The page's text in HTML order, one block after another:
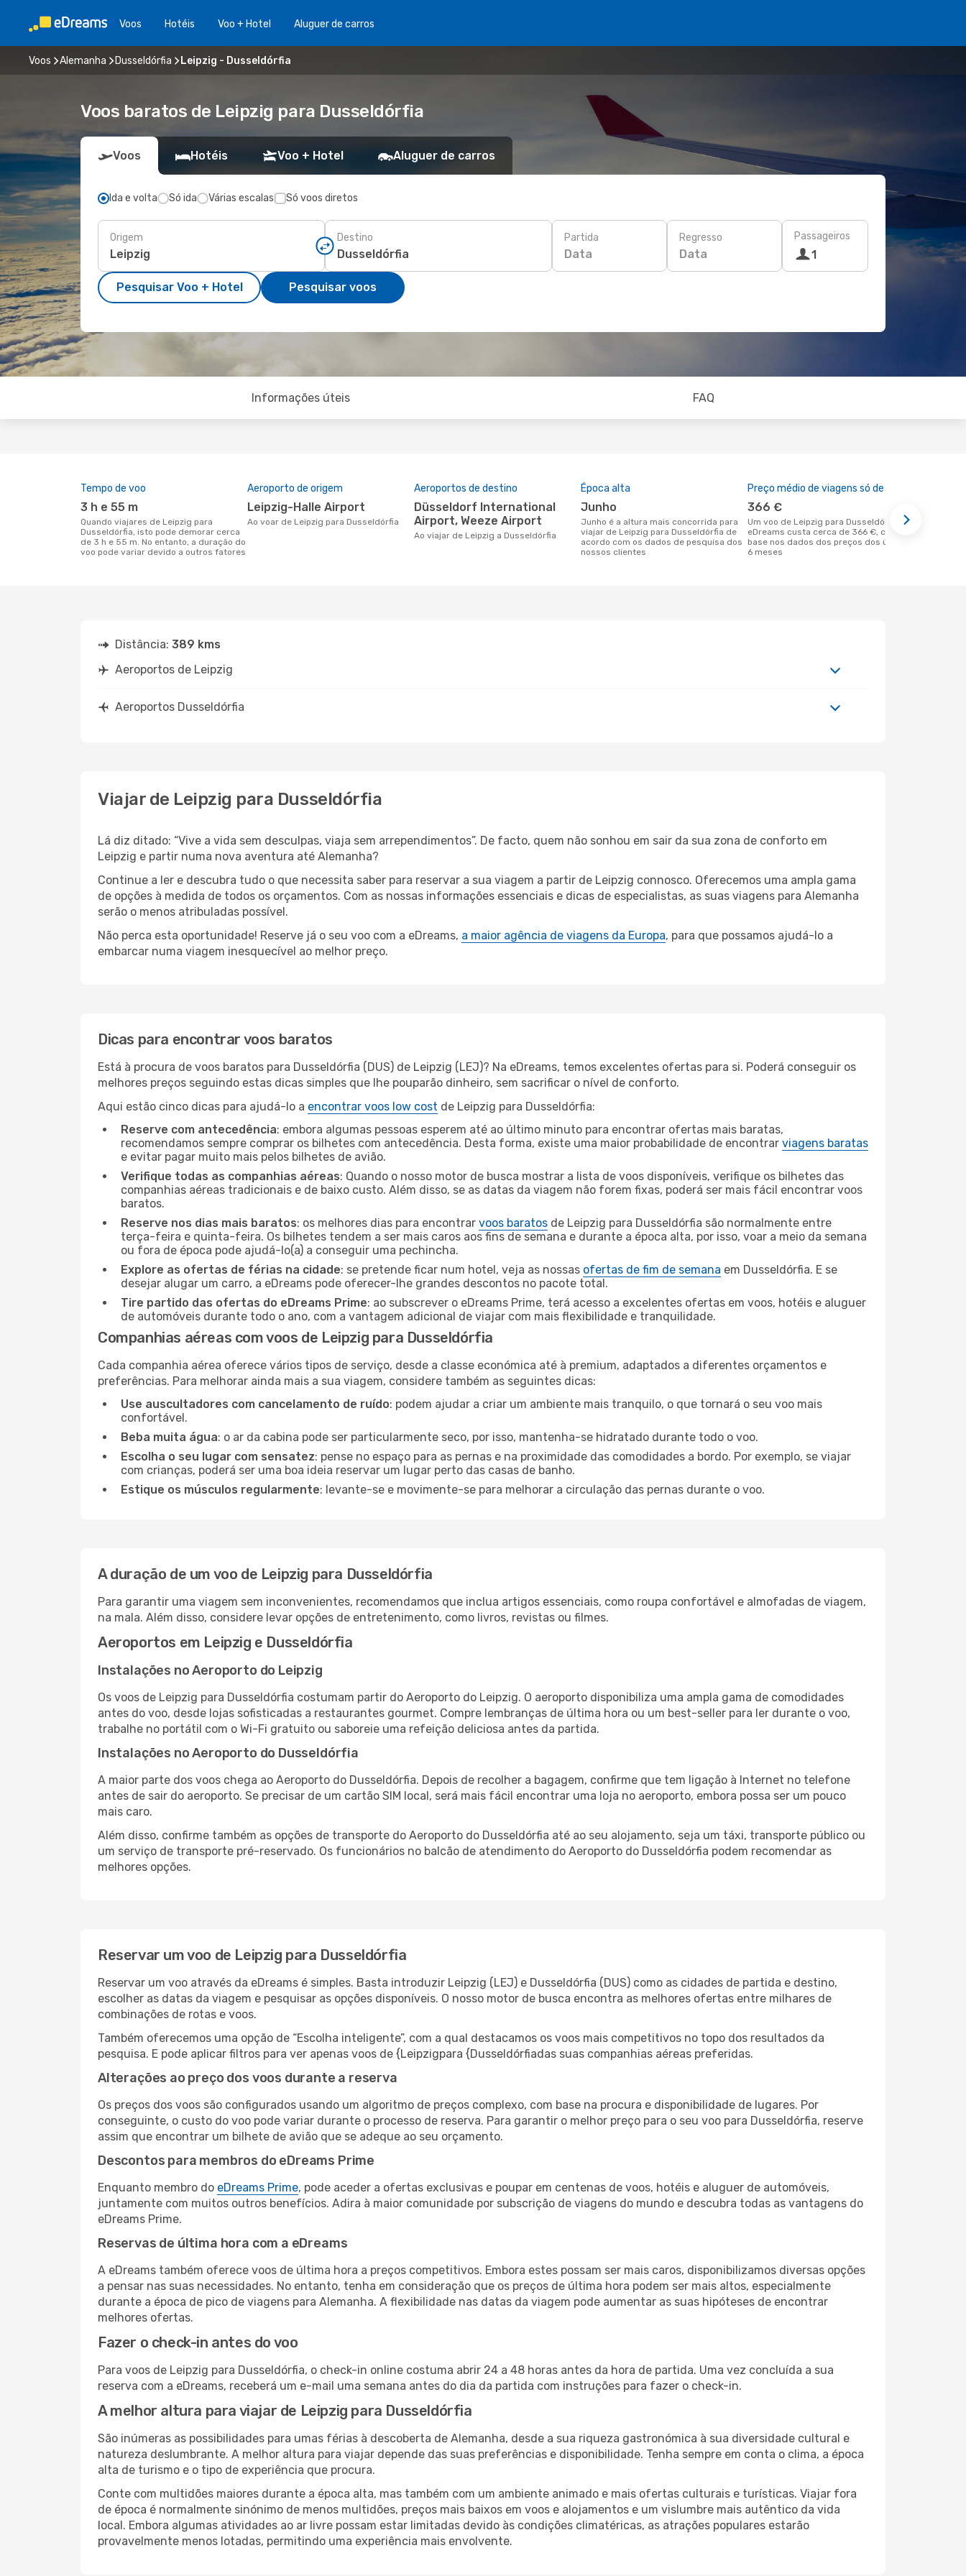
Voos Hotéis Voo + Hotel Aluguer de carros
Voos Alemanha Dusseldórfia Leipzig - Dusseldórfia
Voos baratos de Leipzig para Dusseldórfia
Voos Hotéis Voo + Hotel Aluguer de carros
Ida e volta Só ida Várias escalas Só voos diretos
Origem Destino Partida
Data
Regresso
Data
Passageiros
1
Pesquisar Voo + Hotel Pesquisar voos
Informações úteis FAQ
Tempo de voo
3 h e 55 m
Quando viajares de Leipzig para
Dusseldórfia, isto pode demorar cerca
de 3 h e 55 m. No entanto, a duração do
voo pode variar devido a outros fatores
Aeroporto de origem
Leipzig-Halle Airport
Ao voar de Leipzig para Dusseldórfia
Aeroportos de destino
Düsseldorf International
Airport, Weeze Airport
Ao viajar de Leipzig a Dusseldórfia
Época alta
junho
junho é a altura mais concorrida para
viajar de Leipzig para Dusseldórfia de
acordo com os dados de pesquisa dos
nossos clientes
Preço médio de viagens só de ida
366 €
Um voo de Leipzig para Dusseldórfia na
eDreams custa cerca de 366 €, com
base nos dados dos preços dos últimos
6 meses
Distância: 389 kms
Aeroportos de Leipzig
Aeroportos Dusseldórfia
Viajar de Leipzig para Dusseldórfia
Lá diz ditado: “Vive a vida sem desculpas, viaja sem arrependimentos”. De facto, quem não sonhou em sair da sua zona de conforto em
Leipzig e partir numa nova aventura até Alemanha?
Continue a ler e descubra tudo o que necessita saber para reservar a sua viagem a partir de Leipzig connosco. Oferecemos uma ampla gama
de opções à medida de todos os orçamentos. Com as nossas informações essenciais e dicas de especialistas, as suas viagens para Alemanha
serão o menos atribuladas possível.
Não perca esta oportunidade! Reserve já o seu voo com a eDreams, a maior agência de viagens da Europa, para que possamos ajudá-lo a
embarcar numa viagem inesquecível ao melhor preço.
Dicas para encontrar voos baratos
Está à procura de voos baratos para Dusseldórfia (DUS) de Leipzig (LEJ)? Na eDreams, temos excelentes ofertas para si. Poderá conseguir os
melhores preços seguindo estas dicas simples que lhe pouparão dinheiro, sem sacrificar o nível de conforto.
Aqui estão cinco dicas para ajudá-lo a encontrar voos low cost de Leipzig para Dusseldórfia:
Reserve com antecedência: embora algumas pessoas esperem até ao último minuto para encontrar ofertas mais baratas,
recomendamos sempre comprar os bilhetes com antecedência. Desta forma, existe uma maior probabilidade de encontrar viagens baratas
e evitar pagar muito mais pelos bilhetes de avião.
Verifique todas as companhias aéreas: Quando o nosso motor de busca mostrar a lista de voos disponíveis, verifique os bilhetes das
companhias aéreas tradicionais e de baixo custo. Além disso, se as datas da viagem não forem fixas, poderá ser mais fácil encontrar voos
baratos.
Reserve nos dias mais baratos: os melhores dias para encontrar voos baratos de Leipzig para Dusseldórfia são normalmente entre
terça-feira e quinta-feira. Os bilhetes tendem a ser mais caros aos fins de semana e durante a época alta, por isso, voar a meio da semana
ou fora de época pode ajudá-lo(a) a conseguir uma pechincha.
Explore as ofertas de férias na cidade: se pretende ficar num hotel, veja as nossas ofertas de fim de semana em Dusseldórfia. E se
desejar alugar um carro, a eDreams pode oferecer-lhe grandes descontos no pacote total.
Tire partido das ofertas do eDreams Prime: ao subscrever o eDreams Prime, terá acesso a excelentes ofertas em voos, hotéis e aluguer
de automóveis durante todo o ano, com a vantagem adicional de viajar com mais flexibilidade e tranquilidade.
Companhias aéreas com voos de Leipzig para Dusseldórfia
Cada companhia aérea oferece vários tipos de serviço, desde a classe económica até à premium, adaptados a diferentes orçamentos e
preferências. Para melhorar ainda mais a sua viagem, considere também as seguintes dicas:
Use auscultadores com cancelamento de ruído: podem ajudar a criar um ambiente mais tranquilo, o que tornará o seu voo mais
confortável.
Beba muita água: o ar da cabina pode ser particularmente seco, por isso, mantenha-se hidratado durante todo o voo.
Escolha o seu lugar com sensatez: pense no espaço para as pernas e na proximidade das comodidades a bordo. Por exemplo, se viajar
com crianças, poderá ser uma boa ideia reservar um lugar perto das casas de banho.
Estique os músculos regularmente: levante-se e movimente-se para melhorar a circulação das pernas durante o voo.
A duração de um voo de Leipzig para Dusseldórfia
Para garantir uma viagem sem inconvenientes, recomendamos que inclua artigos essenciais, como roupa confortável e almofadas de viagem,
na mala. Além disso, considere levar opções de entretenimento, como livros, revistas ou filmes.
Aeroportos em Leipzig e Dusseldórfia
Instalações no Aeroporto do Leipzig
Os voos de Leipzig para Dusseldórfia costumam partir do Aeroporto do Leipzig. O aeroporto disponibiliza uma ampla gama de comodidades
antes do voo, desde lojas sofisticadas a restaurantes gourmet. Compre lembranças de última hora ou um best-seller para ler durante o voo,
trabalhe no portátil com o Wi-Fi gratuito ou saboreie uma refeição deliciosa antes da partida.
Instalações no Aeroporto do Dusseldórfia
A maior parte dos voos chega ao Aeroporto do Dusseldórfia. Depois de recolher a bagagem, confirme que tem ligação à Internet no telefone
antes de sair do aeroporto. Se precisar de um cartão SIM local, será mais fácil encontrar uma loja no aeroporto, embora possa ser um pouco
mais caro.
Além disso, confirme também as opções de transporte do Aeroporto do Dusseldórfia até ao seu alojamento, seja um táxi, transporte público ou
um serviço de transporte pré-reservado. Os funcionários no balcão de atendimento do Aeroporto do Dusseldórfia podem recomendar as
melhores opções.
Reservar um voo de Leipzig para Dusseldórfia
Reservar um voo através da eDreams é simples. Basta introduzir Leipzig (LEJ) e Dusseldórfia (DUS) como as cidades de partida e destino,
escolher as datas da viagem e pesquisar as opções disponíveis. O nosso motor de busca encontra as melhores ofertas entre milhares de
combinações de rotas e voos.
Também oferecemos uma opção de “Escolha inteligente”, com a qual destacamos os voos mais competitivos no topo dos resultados da
pesquisa. E pode aplicar filtros para ver apenas voos de {Leipzigpara {Dusseldórfiadas suas companhias aéreas preferidas.
Alterações ao preço dos voos durante a reserva
Os preços dos voos são configurados usando um algoritmo de preços complexo, com base na procura e disponibilidade de lugares. Por
conseguinte, o custo do voo pode variar durante o processo de reserva. Para garantir o melhor preço para o seu voo para Dusseldórfia, reserve
assim que encontrar um bilhete de avião que se adeque ao seu orçamento.
Descontos para membros do eDreams Prime
Enquanto membro do eDreams Prime, pode aceder a ofertas exclusivas e poupar em centenas de voos, hotéis e aluguer de automóveis,
juntamente com muitos outros benefícios. Adira à maior comunidade por subscrição de viagens do mundo e descubra todas as vantagens do
eDreams Prime.
Reservas de última hora com a eDreams
A eDreams também oferece voos de última hora a preços competitivos. Embora estes possam ser mais caros, disponibilizamos diversas opções
a pensar nas suas necessidades. No entanto, tenha em consideração que os preços de última hora podem ser mais altos, especialmente
durante a época de pico de viagens para Alemanha. A flexibilidade nas datas da viagem pode aumentar as suas hipóteses de encontrar
melhores ofertas.
Fazer o check-in antes do voo
Para voos de Leipzig para Dusseldórfia, o check-in online costuma abrir 24 a 48 horas antes da hora de partida. Uma vez concluída a sua
reserva com a eDreams, receberá um e-mail uma semana antes do dia da partida com instruções para fazer o check-in.
A melhor altura para viajar de Leipzig para Dusseldórfia
São inúmeras as possibilidades para umas férias à descoberta de Alemanha, desde a sua riqueza gastronómica à sua diversidade cultural e
natureza deslumbrante. A melhor altura para viajar depende das suas preferências e disponibilidade. Tenha sempre em conta o clima, a época
alta de turismo e o tipo de experiência que procura.
Conte com multidões maiores durante a época alta, mas também com um ambiente animado e mais ofertas culturais e turísticas. Viajar fora
de época é normalmente sinónimo de menos multidões, preços mais baixos em voos e alojamentos e um vislumbre mais autêntico da vida
local. Embora algumas atividades ao ar livre possam estar limitadas devido às condições climatéricas, as atrações populares estarão
provavelmente menos lotadas, permitindo uma experiência mais envolvente.